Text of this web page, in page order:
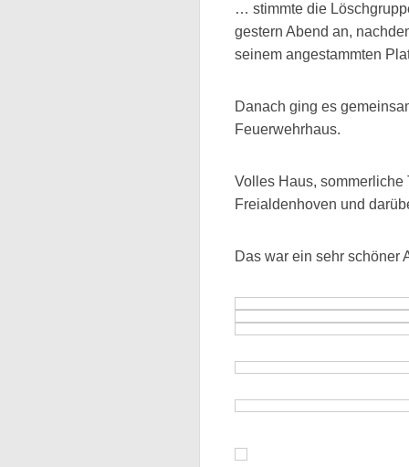
… stimmte die
gestern Abend an,
seinem angestammten
Danach ging es
Feuerwehrhaus.
Volles Haus, sommerliche
Freialdenhoven und
Das war ein sehr schöner